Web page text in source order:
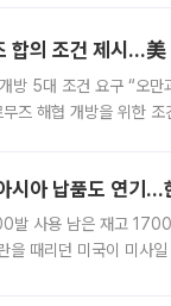
합의 조건 제시…
방 5대 조건 요구 “오
즈 해협 개방을 위한
시아 납품도 연기…
발 사용 남은 재고 1700
을 때리던 미국이 미사